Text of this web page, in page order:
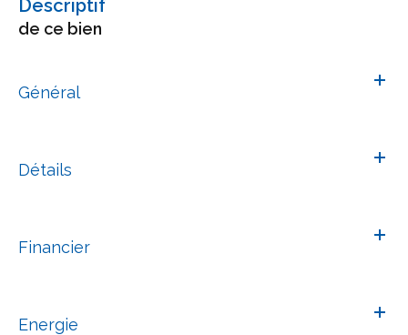
descriptif
de ce bien
Général
Détails
Financier
Energie